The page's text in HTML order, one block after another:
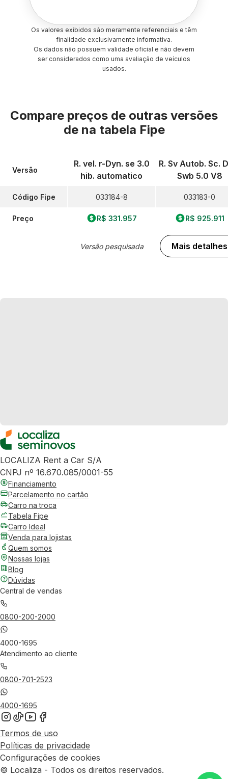
Os valores exibidos são meramente referenciais e têm
finalidade exclusivamente informativa.
Os dados não possuem validade oficial e não devem
ser considerados como uma avaliação de veículos
usados.
Compare preços de outras versões
de na tabela Fipe
Versão
Código Fipe
Preço
R. vel. r-Dyn. se 3.0
hib. automatico
033184-8
R$ 331.957
Versão pesquisada
R. Sv Autob. Sc.
Swb 5.0 V8
033183-0
R$ 925.911
Mais detalhes
LOCALIZA Rent a Car S/A
CNPJ nº 16.670.085/0001-55
Financiamento
Parcelamento no cartão
Carro na troca
Tabela Fipe
Carro Ideal
Venda para lojistas
Quem somos
Nossas lojas
Blog
Dúvidas
Central de vendas
0800-200-2000
4000-1695
Atendimento ao cliente
0800-701-2523
4000-1695
Termos de uso
Políticas de privacidade
Configurações de cookies
© Localiza - Todos os direitos reservados.